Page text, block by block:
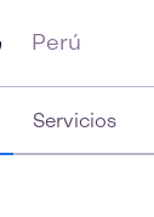
Perú
Servicios